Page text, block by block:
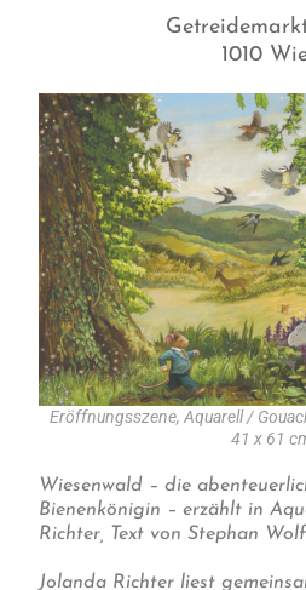
1010
Eröffnungsszene, Aquarell /
41 x 61
Wiesenwald – die
Bienenkönigin – erzählt in
Richter, Text von Stephan Wolf
Jolanda Richter liest